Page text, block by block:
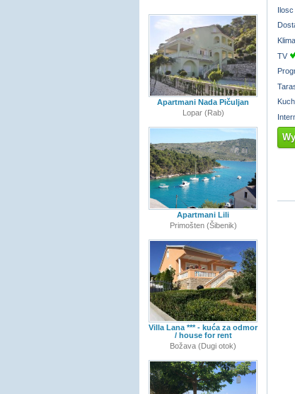
Ilosc
TV
Apartmani Nada Pičuljan
Lopar (Rab)
Apartmani Lili
Primošten (Šibenik)
Villa Lana *** - kuća za odmor
/ house for rent
Božava (Dugi otok)